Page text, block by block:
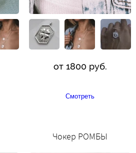
от 1800 руб.
Смотреть
Чокер РОМБЫ